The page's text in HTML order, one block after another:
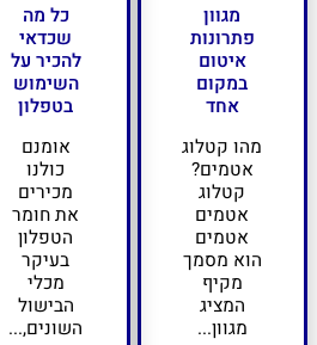
מגוון
פתרונות
איטום
במקום
אחד
מהו קטלוג
אטמים?
קטלוג
אטמים
אטמים
הוא מסמך
מקיף
המציג
מגוון...
כל מה
שכדאי
להכיר על
השימוש
בטפלון
אומנם
כולנו
מכירים
את חומר
הטפלון
בעיקר
מכלי
הבישול
השונים,...